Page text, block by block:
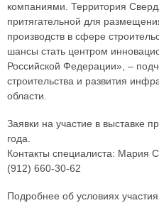
компаниями. Территория
притягательной для
производств в сфере
шансы стать центром
Российской Федерации», –
строительства и развития
области.
Заявки на участие в выставке
года.
Контакты специалиста: Мария
(912) 660-30-62
Подробнее об условиях